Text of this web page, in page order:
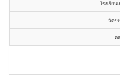
โรงเรียน
วัดธ
ค